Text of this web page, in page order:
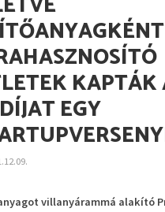
KAPTÁK
EGY
villanyárammá alakító